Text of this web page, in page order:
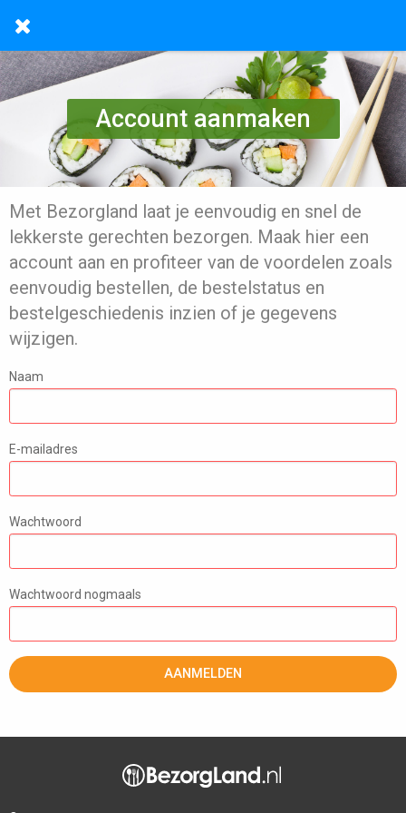
Account aanmaken
Met Bezorgland laat je eenvoudig en snel de
lekkerste gerechten bezorgen. Maak hier een
account aan en profiteer van de voordelen zoals
eenvoudig bestellen, de bestelstatus en
bestelgeschiedenis inzien of je gegevens
wijzigen.
Naam
E-mailadres
Wachtwoord
Wachtwoord nogmaals
AANMELDEN